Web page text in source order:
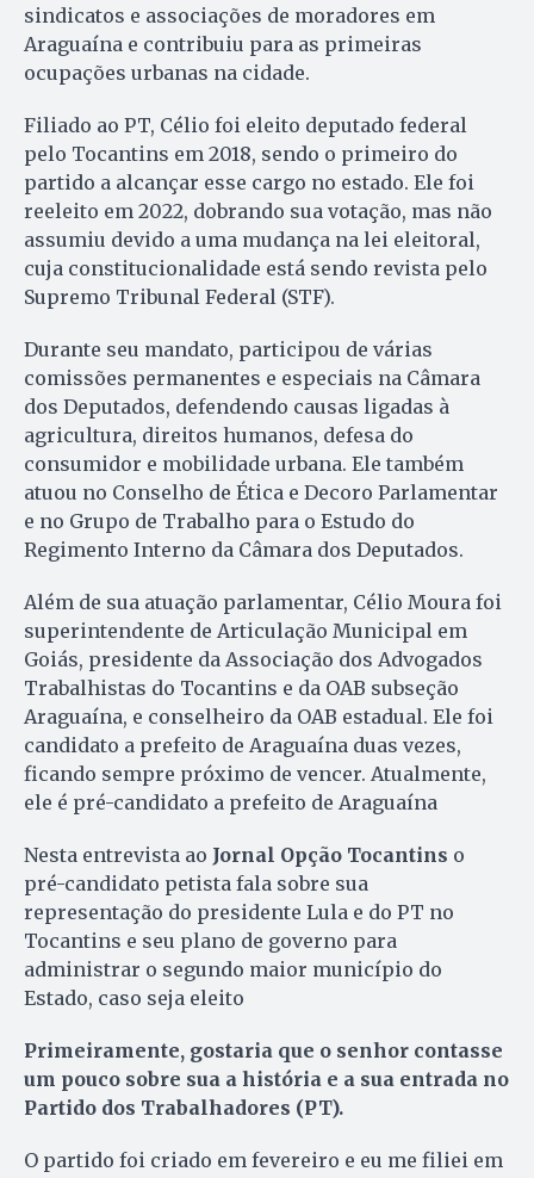
sindicatos e associações de moradores em
Araguaína e contribuiu para as primeiras
ocupações urbanas na cidade.
Filiado ao PT, Célio foi eleito deputado federal
pelo Tocantins em 2018, sendo o primeiro do
partido a alcançar esse cargo no estado. Ele foi
reeleito em 2022, dobrando sua votação, mas não
assumiu devido a uma mudança na lei eleitoral,
cuja constitucionalidade está sendo revista pelo
Supremo Tribunal Federal (STF).
Durante seu mandato, participou de várias
comissões permanentes e especiais na Câmara
dos Deputados, defendendo causas ligadas à
agricultura, direitos humanos, defesa do
consumidor e mobilidade urbana. Ele também
atuou no Conselho de Ética e Decoro Parlamentar
e no Grupo de Trabalho para o Estudo do
Regimento Interno da Câmara dos Deputados.
Além de sua atuação parlamentar, Célio Moura foi
superintendente de Articulação Municipal em
Goiás, presidente da Associação dos Advogados
Trabalhistas do Tocantins e da OAB subseção
Araguaína, e conselheiro da OAB estadual. Ele foi
candidato a prefeito de Araguaína duas vezes,
ficando sempre próximo de vencer. Atualmente,
ele é pré-candidato a prefeito de Araguaína
Nesta entrevista ao Jornal Opção Tocantins o
pré-candidato petista fala sobre sua
representação do presidente Lula e do PT no
Tocantins e seu plano de governo para
administrar o segundo maior município do
Estado, caso seja eleito
Primeiramente, gostaria que o senhor contasse
um pouco sobre sua a história e a sua entrada no
Partido dos Trabalhadores (PT).
O partido foi criado em fevereiro e eu me filiei em